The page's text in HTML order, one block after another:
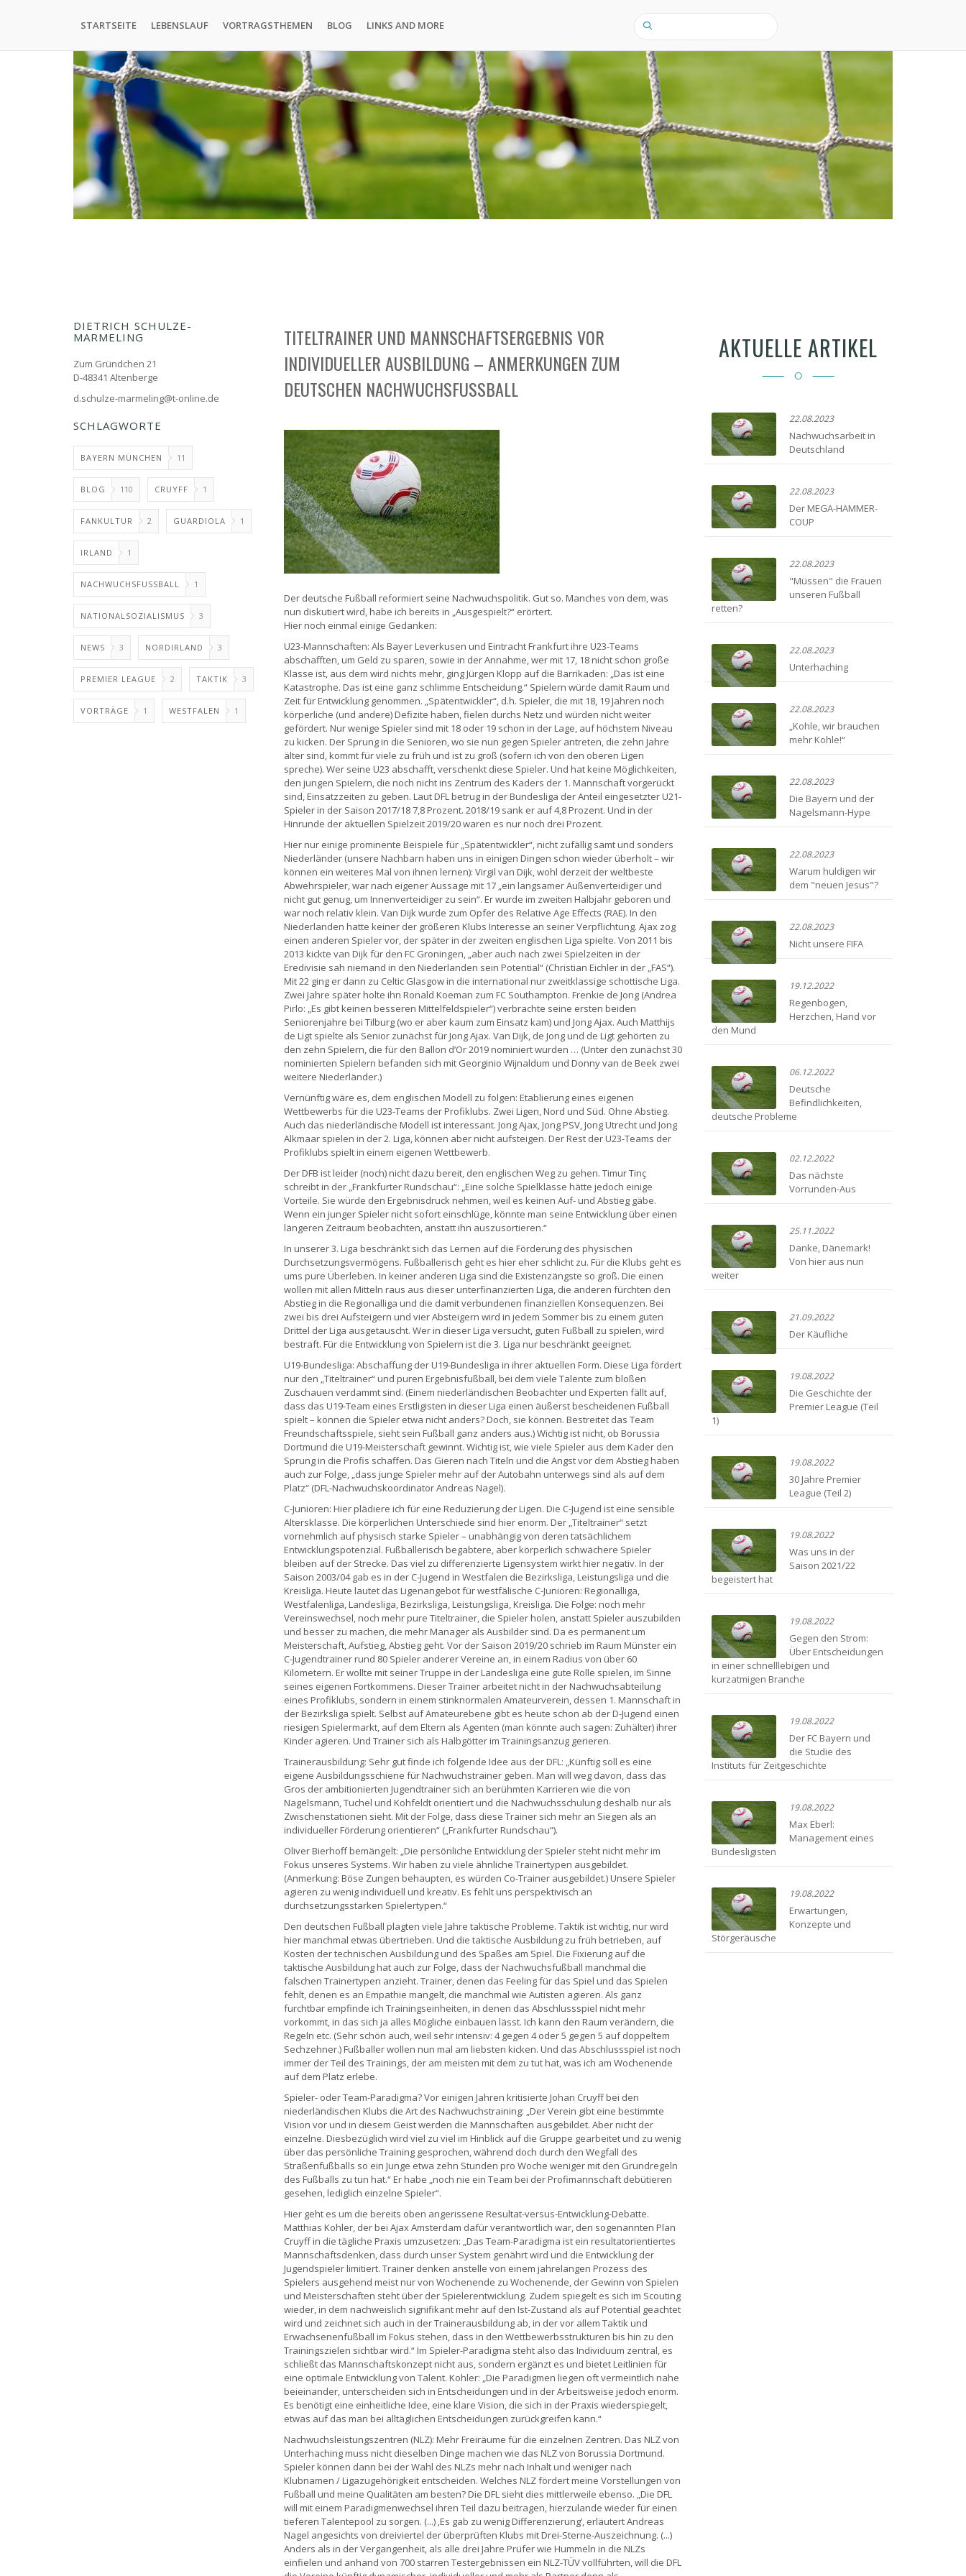
Hauptnavigation
STARTSEITE LEBENSLAUF VORTRAGSTHEMEN BLOG LINKS AND MORE Search
DIETRICH SCHULZE-
MARMELING
Zum Gründchen 21
D-48341 Altenberge
d.schulze-marmeling@t-online.de
SCHLAGWORTE
BAYERN MÜNCHEN 11
BLOG 110 CRUYFF 1
FANKULTUR 2 GUARDIOLA 1
IRLAND 1
NACHWUCHSFUSSBALL 1
NATIONALSOZIALISMUS 3
NEWS 3 NORDIRLAND 3
PREMIER LEAGUE 2 TAKTIK 3
VORTRÄGE 1 WESTFALEN 1
TITELTRAINER UND MANNSCHAFTSERGEBNIS VOR
INDIVIDUELLER AUSBILDUNG – ANMERKUNGEN ZUM
DEUTSCHEN NACHWUCHSFUSSBALL
Der deutsche Fußball reformiert seine Nachwuchspolitik. Gut so. Manches von dem, was
nun diskutiert wird, habe ich bereits in „Ausgespielt?“ erörtert.
Hier noch einmal einige Gedanken:
U23-Mannschaften: Als Bayer Leverkusen und Eintracht Frankfurt ihre U23-Teams
abschafften, um Geld zu sparen, sowie in der Annahme, wer mit 17, 18 nicht schon große
Klasse ist, aus dem wird nichts mehr, ging Jürgen Klopp auf die Barrikaden: „Das ist eine
Katastrophe. Das ist eine ganz schlimme Entscheidung.“ Spielern würde damit Raum und
Zeit für Entwicklung genommen. „Spätentwickler“, d.h. Spieler, die mit 18, 19 Jahren noch
körperliche (und andere) Defizite haben, fielen durchs Netz und würden nicht weiter
gefördert. Nur wenige Spieler sind mit 18 oder 19 schon in der Lage, auf höchstem Niveau
zu kicken. Der Sprung in die Senioren, wo sie nun gegen Spieler antreten, die zehn Jahre
älter sind, kommt für viele zu früh und ist zu groß (sofern ich von den oberen Ligen
spreche). Wer seine U23 abschafft, verschenkt diese Spieler. Und hat keine Möglichkeiten,
den jungen Spielern, die noch nicht ins Zentrum des Kaders der 1. Mannschaft vorgerückt
sind, Einsatzzeiten zu geben. Laut DFL betrug in der Bundesliga der Anteil eingesetzter U21-
Spieler in der Saison 2017/18 7,8 Prozent. 2018/19 sank er auf 4,8 Prozent. Und in der
Hinrunde der aktuellen Spielzeit 2019/20 waren es nur noch drei Prozent.
Hier nur einige prominente Beispiele für „Spätentwickler“, nicht zufällig samt und sonders
Niederländer (unsere Nachbarn haben uns in einigen Dingen schon wieder überholt – wir
können ein weiteres Mal von ihnen lernen): Virgil van Dijk, wohl derzeit der weltbeste
Abwehrspieler, war nach eigener Aussage mit 17 „ein langsamer Außenverteidiger und
nicht gut genug, um Innenverteidiger zu sein“. Er wurde im zweiten Halbjahr geboren und
war noch relativ klein. Van Dijk wurde zum Opfer des Relative Age Effects (RAE). In den
Niederlanden hatte keiner der größeren Klubs Interesse an seiner Verpflichtung. Ajax zog
einen anderen Spieler vor, der später in der zweiten englischen Liga spielte. Von 2011 bis
2013 kickte van Dijk für den FC Groningen, „aber auch nach zwei Spielzeiten in der
Eredivisie sah niemand in den Niederlanden sein Potential“ (Christian Eichler in der „FAS“).
Mit 22 ging er dann zu Celtic Glasgow in die international nur zweitklassige schottische Liga.
Zwei Jahre später holte ihn Ronald Koeman zum FC Southampton. Frenkie de Jong (Andrea
Pirlo: „Es gibt keinen besseren Mittelfeldspieler“) verbrachte seine ersten beiden
Seniorenjahre bei Tilburg (wo er aber kaum zum Einsatz kam) und Jong Ajax. Auch Matthijs
de Ligt spielte als Senior zunächst für Jong Ajax. Van Dijk, de Jong und de Ligt gehörten zu
den zehn Spielern, die für den Ballon d’Or 2019 nominiert wurden … (Unter den zunächst 30
nominierten Spielern befanden sich mit Georginio Wijnaldum und Donny van de Beek zwei
weitere Niederländer.)
Vernünftig wäre es, dem englischen Modell zu folgen: Etablierung eines eigenen
Wettbewerbs für die U23-Teams der Profiklubs. Zwei Ligen, Nord und Süd. Ohne Abstieg.
Auch das niederländische Modell ist interessant. Jong Ajax, Jong PSV, Jong Utrecht und Jong
Alkmaar spielen in der 2. Liga, können aber nicht aufsteigen. Der Rest der U23-Teams der
Profiklubs spielt in einem eigenen Wettbewerb.
Der DFB ist leider (noch) nicht dazu bereit, den englischen Weg zu gehen. Timur Tinç
schreibt in der „Frankfurter Rundschau“: „Eine solche Spielklasse hätte jedoch einige
Vorteile. Sie würde den Ergebnisdruck nehmen, weil es keinen Auf- und Abstieg gäbe.
Wenn ein junger Spieler nicht sofort einschlüge, könnte man seine Entwicklung über einen
längeren Zeitraum beobachten, anstatt ihn auszusortieren.“
In unserer 3. Liga beschränkt sich das Lernen auf die Förderung des physischen
Durchsetzungsvermögens. Fußballerisch geht es hier eher schlicht zu. Für die Klubs geht es
ums pure Überleben. In keiner anderen Liga sind die Existenzängste so groß. Die einen
wollen mit allen Mitteln raus aus dieser unterfinanzierten Liga, die anderen fürchten den
Abstieg in die Regionalliga und die damit verbundenen finanziellen Konsequenzen. Bei
zwei bis drei Aufsteigern und vier Absteigern wird in jedem Sommer bis zu einem guten
Drittel der Liga ausgetauscht. Wer in dieser Liga versucht, guten Fußball zu spielen, wird
bestraft. Für die Entwicklung von Spielern ist die 3. Liga nur beschränkt geeignet.
U19-Bundesliga: Abschaffung der U19-Bundesliga in ihrer aktuellen Form. Diese Liga fördert
nur den „Titeltrainer“ und puren Ergebnisfußball, bei dem viele Talente zum bloßen
Zuschauen verdammt sind. (Einem niederländischen Beobachter und Experten fällt auf,
dass das U19-Team eines Erstligisten in dieser Liga einen äußerst bescheidenen Fußball
spielt – können die Spieler etwa nicht anders? Doch, sie können. Bestreitet das Team
Freundschaftsspiele, sieht sein Fußball ganz anders aus.) Wichtig ist nicht, ob Borussia
Dortmund die U19-Meisterschaft gewinnt. Wichtig ist, wie viele Spieler aus dem Kader den
Sprung in die Profis schaffen. Das Gieren nach Titeln und die Angst vor dem Abstieg haben
auch zur Folge, „dass junge Spieler mehr auf der Autobahn unterwegs sind als auf dem
Platz“ (DFL-Nachwuchskoordinator Andreas Nagel).
C-Junioren: Hier plädiere ich für eine Reduzierung der Ligen. Die C-Jugend ist eine sensible
Altersklasse. Die körperlichen Unterschiede sind hier enorm. Der „Titeltrainer“ setzt
vornehmlich auf physisch starke Spieler – unabhängig von deren tatsächlichem
Entwicklungspotenzial. Fußballerisch begabtere, aber körperlich schwächere Spieler
bleiben auf der Strecke. Das viel zu differenzierte Ligensystem wirkt hier negativ. In der
Saison 2003/04 gab es in der C-Jugend in Westfalen die Bezirksliga, Leistungsliga und die
Kreisliga. Heute lautet das Ligenangebot für westfälische C-Junioren: Regionalliga,
Westfalenliga, Landesliga, Bezirksliga, Leistungsliga, Kreisliga. Die Folge: noch mehr
Vereinswechsel, noch mehr pure Titeltrainer, die Spieler holen, anstatt Spieler auszubilden
und besser zu machen, die mehr Manager als Ausbilder sind. Da es permanent um
Meisterschaft, Aufstieg, Abstieg geht. Vor der Saison 2019/20 schrieb im Raum Münster ein
C-Jugendtrainer rund 80 Spieler anderer Vereine an, in einem Radius von über 60
Kilometern. Er wollte mit seiner Truppe in der Landesliga eine gute Rolle spielen, im Sinne
seines eigenen Fortkommens. Dieser Trainer arbeitet nicht in der Nachwuchsabteilung
eines Profiklubs, sondern in einem stinknormalen Amateurverein, dessen 1. Mannschaft in
der Bezirksliga spielt. Selbst auf Amateurebene gibt es heute schon ab der D-Jugend einen
riesigen Spielermarkt, auf dem Eltern als Agenten (man könnte auch sagen: Zuhälter) ihrer
Kinder agieren. Und Trainer sich als Halbgötter im Trainingsanzug gerieren.
Trainerausbildung: Sehr gut finde ich folgende Idee aus der DFL: „Künftig soll es eine
eigene Ausbildungsschiene für Nachwuchstrainer geben. Man will weg davon, dass das
Gros der ambitionierten Jugendtrainer sich an berühmten Karrieren wie die von
Nagelsmann, Tuchel und Kohfeldt orientiert und die Nachwuchsschulung deshalb nur als
Zwischenstationen sieht. Mit der Folge, dass diese Trainer sich mehr an Siegen als an
individueller Förderung orientieren“ („Frankfurter Rundschau“).
Oliver Bierhoff bemängelt: „Die persönliche Entwicklung der Spieler steht nicht mehr im
Fokus unseres Systems. Wir haben zu viele ähnliche Trainertypen ausgebildet.
(Anmerkung: Böse Zungen behaupten, es würden Co-Trainer ausgebildet.) Unsere Spieler
agieren zu wenig individuell und kreativ. Es fehlt uns perspektivisch an
durchsetzungsstarken Spielertypen.“
Den deutschen Fußball plagten viele Jahre taktische Probleme. Taktik ist wichtig, nur wird
hier manchmal etwas übertrieben. Und die taktische Ausbildung zu früh betrieben, auf
Kosten der technischen Ausbildung und des Spaßes am Spiel. Die Fixierung auf die
taktische Ausbildung hat auch zur Folge, dass der Nachwuchsfußball manchmal die
falschen Trainertypen anzieht. Trainer, denen das Feeling für das Spiel und das Spielen
fehlt, denen es an Empathie mangelt, die manchmal wie Autisten agieren. Als ganz
furchtbar empfinde ich Trainingseinheiten, in denen das Abschlussspiel nicht mehr
vorkommt, in das sich ja alles Mögliche einbauen lässt. Ich kann den Raum verändern, die
Regeln etc. (Sehr schön auch, weil sehr intensiv: 4 gegen 4 oder 5 gegen 5 auf doppeltem
Sechzehner.) Fußballer wollen nun mal am liebsten kicken. Und das Abschlussspiel ist noch
immer der Teil des Trainings, der am meisten mit dem zu tut hat, was ich am Wochenende
auf dem Platz erlebe.
Spieler- oder Team-Paradigma? Vor einigen Jahren kritisierte Johan Cruyff bei den
niederländischen Klubs die Art des Nachwuchstraining: „Der Verein gibt eine bestimmte
Vision vor und in diesem Geist werden die Mannschaften ausgebildet. Aber nicht der
einzelne. Diesbezüglich wird viel zu viel im Hinblick auf die Gruppe gearbeitet und zu wenig
über das persönliche Training gesprochen, während doch durch den Wegfall des
Straßenfußballs so ein Junge etwa zehn Stunden pro Woche weniger mit den Grundregeln
des Fußballs zu tun hat.“ Er habe „noch nie ein Team bei der Profimannschaft debütieren
gesehen, lediglich einzelne Spieler“.
Hier geht es um die bereits oben angerissene Resultat-versus-Entwicklung-Debatte.
Matthias Kohler, der bei Ajax Amsterdam dafür verantwortlich war, den sogenannten Plan
Cruyff in die tägliche Praxis umzusetzen: „Das Team-Paradigma ist ein resultatorientiertes
Mannschaftsdenken, dass durch unser System genährt wird und die Entwicklung der
Jugendspieler limitiert. Trainer denken anstelle von einem jahrelangen Prozess des
Spielers ausgehend meist nur von Wochenende zu Wochenende, der Gewinn von Spielen
und Meisterschaften steht über der Spielerentwicklung. Zudem spiegelt es sich im Scouting
wieder, in dem nachweislich signifikant mehr auf den Ist-Zustand als auf Potential geachtet
wird und zeichnet sich auch in der Trainerausbildung ab, in der vor allem Taktik und
Erwachsenenfußball im Fokus stehen, dass in den Wettbewerbsstrukturen bis hin zu den
Trainingszielen sichtbar wird.“ Im Spieler-Paradigma steht also das Individuum zentral, es
schließt das Mannschaftskonzept nicht aus, sondern ergänzt es und bietet Leitlinien für
eine optimale Entwicklung von Talent. Kohler: „Die Paradigmen liegen oft vermeintlich nahe
beieinander, unterscheiden sich in Entscheidungen und in der Arbeitsweise jedoch enorm.
Es benötigt eine einheitliche Idee, eine klare Vision, die sich in der Praxis wiederspiegelt,
etwas auf das man bei alltäglichen Entscheidungen zurückgreifen kann.“
Nachwuchsleistungszentren (NLZ): Mehr Freiräume für die einzelnen Zentren. Das NLZ von
Unterhaching muss nicht dieselben Dinge machen wie das NLZ von Borussia Dortmund.
Spieler können dann bei der Wahl des NLZs mehr nach Inhalt und weniger nach
Klubnamen / Ligazugehörigkeit entscheiden. Welches NLZ fördert meine Vorstellungen von
Fußball und meine Qualitäten am besten? Die DFL sieht dies mittlerweile ebenso. „Die DFL
will mit einem Paradigmenwechsel ihren Teil dazu beitragen, hierzulande wieder für einen
tieferen Talentepool zu sorgen. (...) ‚Es gab zu wenig Differenzierung‘, erläutert Andreas
Nagel angesichts von dreiviertel der überprüften Klubs mit Drei-Sterne-Auszeichnung. (...)
Anders als in der Vergangenheit, als alle drei Jahre Prüfer wie Hummeln in die NLZs
einfielen und anhand von 700 starren Testergebnissen ein NLZ-TÜV vollführten, will die DFL
AKTUELLE ARTIKEL
22.08.2023
Nachwuchsarbeit in
Deutschland
22.08.2023
Der MEGA-HAMMER-
COUP
22.08.2023
"Müssen" die Frauen
unseren Fußball
retten?
22.08.2023
Unterhaching
22.08.2023
„Kohle, wir brauchen
mehr Kohle!“
22.08.2023
Die Bayern und der
Nagelsmann-Hype
22.08.2023
Warum huldigen wir
dem "neuen Jesus"?
22.08.2023
Nicht unsere FIFA
19.12.2022
Regenbogen,
Herzchen, Hand vor
den Mund
06.12.2022
Deutsche
Befindlichkeiten,
deutsche Probleme
02.12.2022
Das nächste
Vorrunden-Aus
25.11.2022
Danke, Dänemark!
Von hier aus nun
weiter
21.09.2022
Der Käufliche
19.08.2022
Die Geschichte der
Premier League (Teil
1)
19.08.2022
30 Jahre Premier
League (Teil 2)
19.08.2022
Was uns in der
Saison 2021/22
begeistert hat
19.08.2022
Gegen den Strom:
Über Entscheidungen
in einer schnelllebigen und
kurzatmigen Branche
19.08.2022
Der FC Bayern und
die Studie des
Instituts für Zeitgeschichte
19.08.2022
Max Eberl:
Management eines
Bundesligisten
19.08.2022
Erwartungen,
Konzepte und
Störgeräusche